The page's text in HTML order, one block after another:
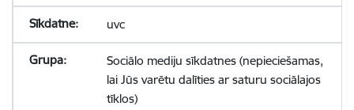
uvc
Sociālo mediju sīkdatnes (nepieciešamas,
lai Jūs varētu dalīties ar saturu sociālajos
tīklos)